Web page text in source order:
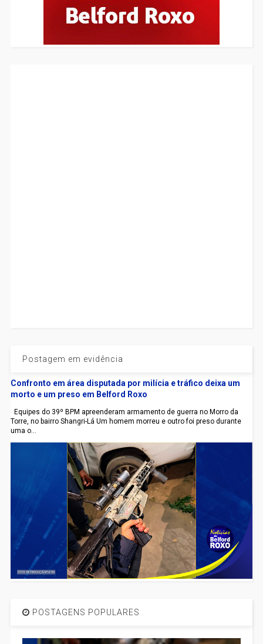
Postagem em evidência
Confronto em área disputada por milícia e tráfico deixa um
morto e um preso em Belford Roxo
Equipes do 39º BPM apreenderam armamento de guerra no Morro da
Torre, no bairro Shangri-Lá Um homem morreu e outro foi preso durante
uma o...
POSTAGENS POPULARES